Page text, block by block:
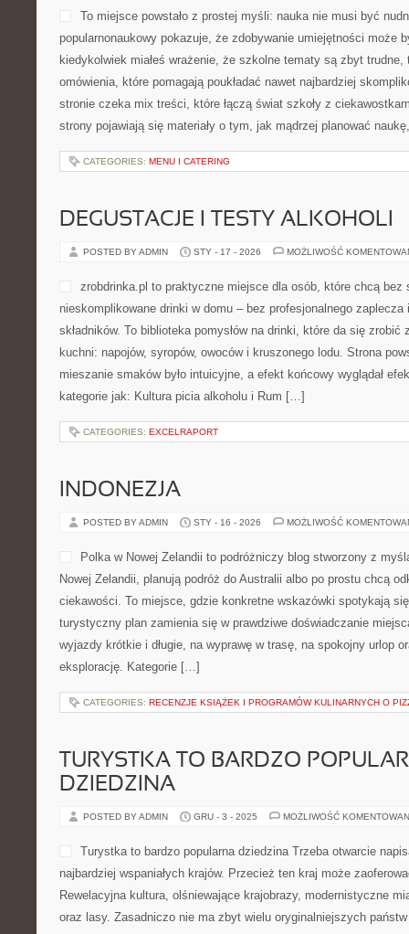
To miejsce powstało z prostej myśli: nauka nie musi być
popularnonaukowy pokazuje, że zdobywanie umiejętności może
kiedykolwiek miałeś wrażenie, że szkolne tematy są zbyt
omówienia, które pomagają poukładać nawet najbardziej
stronie czeka mix treści, które łączą świat szkoły z
strony pojawiają się materiały o tym, jak mądrzej planować
CATEGORIES: MENU I CATERING
DEGUSTACJE I TESTY ALKOHOLI
POSTED BY ADMIN STY - 17 - 2026 MOŻLIWOŚĆ
zrobdrinka.pl to praktyczne miejsce dla osób, które chcą bez
nieskomplikowane drinki w domu – bez profesjonalnego
składników. To biblioteka pomysłów na drinki, które da się
kuchni: napojów, syropów, owoców i kruszonego lodu. Strona
mieszanie smaków było intuicyjne, a efekt końcowy wyglądał
kategorie jak: Kultura picia alkoholu i Rum […]
CATEGORIES: EXCELRAPORT
INDONEZJA
POSTED BY ADMIN STY - 16 - 2026 MOŻLIWOŚĆ
Polka w Nowej Zelandii to podróżniczy blog stworzony z
Nowej Zelandii, planują podróż do Australii albo po prostu chcą
ciekawości. To miejsce, gdzie konkretne wskazówki spotykają
turystyczny plan zamienia się w prawdziwe doświadczanie
wyjazdy krótkie i długie, na wyprawę w trasę, na spokojny urlop
eksplorację. Kategorie […]
CATEGORIES: RECENZJE KSIĄŻEK I PROGRAMÓW KULINARNYCH O
TURYSTKA TO BARDZO
DZIEDZINA
POSTED BY ADMIN GRU - 3 - 2025 MOŻLIWOŚĆ
Turystka to bardzo popularna dziedzina Trzeba otwarcie
najbardziej wspaniałych krajów. Przecież ten kraj może
Rewelacyjna kultura, olśniewające krajobrazy, modernistyczne
oraz lasy. Zasadniczo nie ma zbyt wielu oryginalniejszych